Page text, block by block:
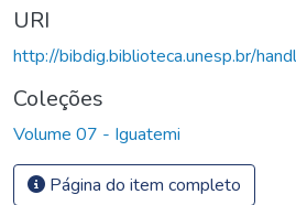
URI
http://bibdig.biblioteca.unesp.br/
Coleções
Volume 07 - Iguatemi
Página do item completo